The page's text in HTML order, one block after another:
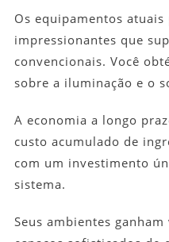
Os equipamentos
impressionantes que
convencionais. Você
sobre a iluminação e o
A economia a longo
custo acumulado de
com um investimento
sistema.
Seus ambientes